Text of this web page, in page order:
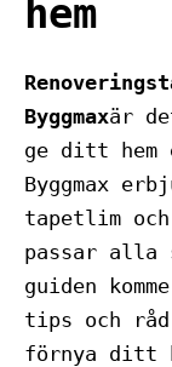
hem
Byggmaxär
ge ditt hem
Byggmax
tapetlim
passar alla
guiden
tips och
förnya ditt